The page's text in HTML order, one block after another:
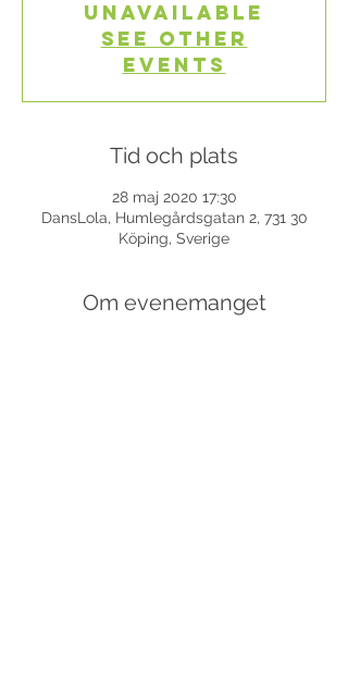
Unavailable
See other
events
Tid och plats
28 maj 2020 17:30
DansLola, Humlegårdsgatan 2, 731 30
Köping, Sverige
Om evenemanget